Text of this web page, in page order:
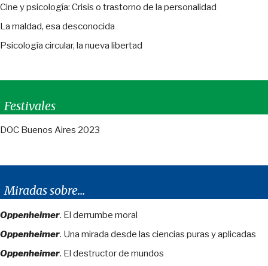
Cine y psicología: Crisis o trastorno de la personalidad
La maldad, esa desconocida
Psicología circular, la nueva libertad
Festivales
DOC Buenos Aires 2023
Miradas sobre...
Oppenheimer. El derrumbe moral
Oppenheimer. Una mirada desde las ciencias puras y aplicadas
Oppenheimer. El destructor de mundos